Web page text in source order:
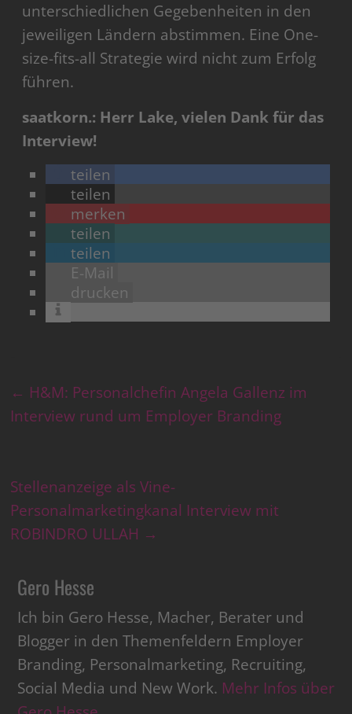
unterschiedlichen Gegebenheiten in den
jeweiligen Ländern abstimmen. Eine One-
size-fits-all Strategie wird nicht zum Erfolg
führen.
saatkorn.: Herr Lake, vielen Dank für das
Interview!
teilen
teilen
merken
teilen
teilen
E-Mail
drucken
← H&M: Personalchefin Angela Gallenz im
Interview rund um Employer Branding
Stellenanzeige als Vine-
Personalmarketingkanal Interview mit
ROBINDRO ULLAH →
Gero Hesse
Ich bin Gero Hesse, Macher, Berater und
Blogger in den Themenfeldern Employer
Branding, Personalmarketing, Recruiting,
Social Media und New Work. Mehr Infos über